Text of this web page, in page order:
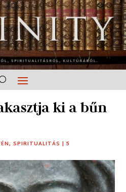
ki a bűn
,SPIRITUALITÁS |5